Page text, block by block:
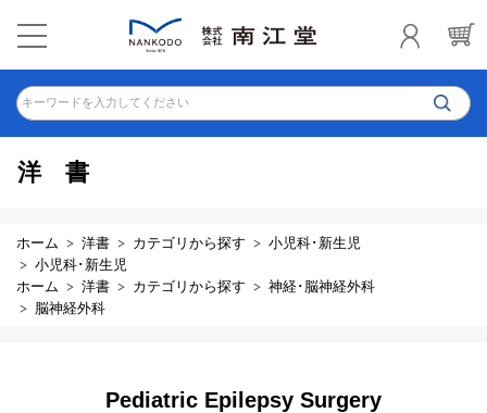
キーワードを入力してください
洋書
ホーム 洋書 カテゴリから探す
小児科･新生児
小児科･新生児
ホーム
洋書 カテゴリから探す
神経･脳神経外科
脳神経外科
Pediatric Epilepsy Surgery